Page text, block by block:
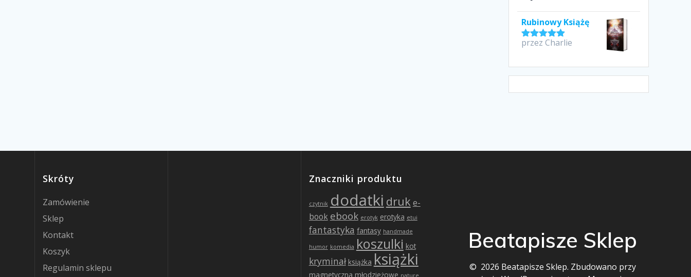
Rubinowy Książę
Oceniono5
przez Charlie
Skróty
Zamówienie
Sklep
Kontakt
Koszyk
Regulamin sklepu
Znaczniki produktu
czytnik dodatki druk e-
book ebook erotyk erotyka etui
fantastyka fantasy handmade
humor komedia koszulki kot
kryminał książka książki
magnetyczna młodzieżowe nature
Beatapisze Sklep
© 2026 Beatapisze Sklep. Zbudowano przy